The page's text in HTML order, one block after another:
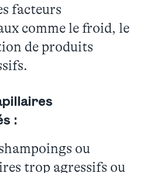
facteurs
comme le froid, le
de produits
:
ou
trop agressifs ou